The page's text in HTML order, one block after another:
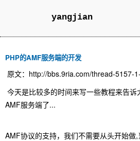
yangjian
PHP的AMF服务端的开发
原文：http://bbs.9ria.com/thread-5157-
今天是比较多的时间来写一些教程来告诉
AMF服务端了...
AMF协议的支持，我们不需要从头开始做